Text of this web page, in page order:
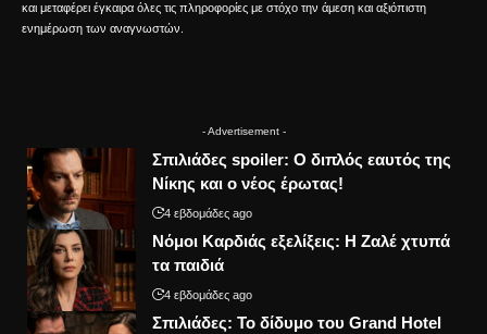
και μεταφέρει έγκαιρα όλες τις πληροφορίες με στόχο την άμεση και αξιόπιστη
ενημέρωση των αναγνωστών.
- Advertisement -
Σπιλιάδες spoiler: Ο διπλός εαυτός της
Νίκης και ο νέος έρωτας!
4 εβδομάδες ago
Νόμοι Καρδιάς εξελίξεις: Η Ζαλέ χτυπά
τα παιδιά
4 εβδομάδες ago
Σπιλιάδες: Το δίδυμο του Grand Hotel